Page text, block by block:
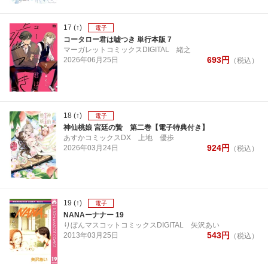
17 (↑) 電子
コータロー君は嘘つき 単行本版 7
マーガレットコミックスDIGITAL 緒之
2026年06月 25日 693円 （税込）
18 (↑) 電子
神仙桃娘 宮廷の贄 第二巻【電子特典付き】
あすかコミックスDX 上地 優歩
2026年03月24日 924円 （税込）
19 (↑) 電子
NANAーナナー 19
りぼんマスコットコミックスDIGITAL 矢沢あい
2013年03月 25日 543円 （税込）